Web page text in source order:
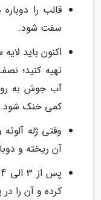
قالب را
سفت شود.
اکنون باید
تهیه کنید؛
آب جوش به
کمی خنک شود.
وقتی ژله
آن ریخته و
کرده و آن را